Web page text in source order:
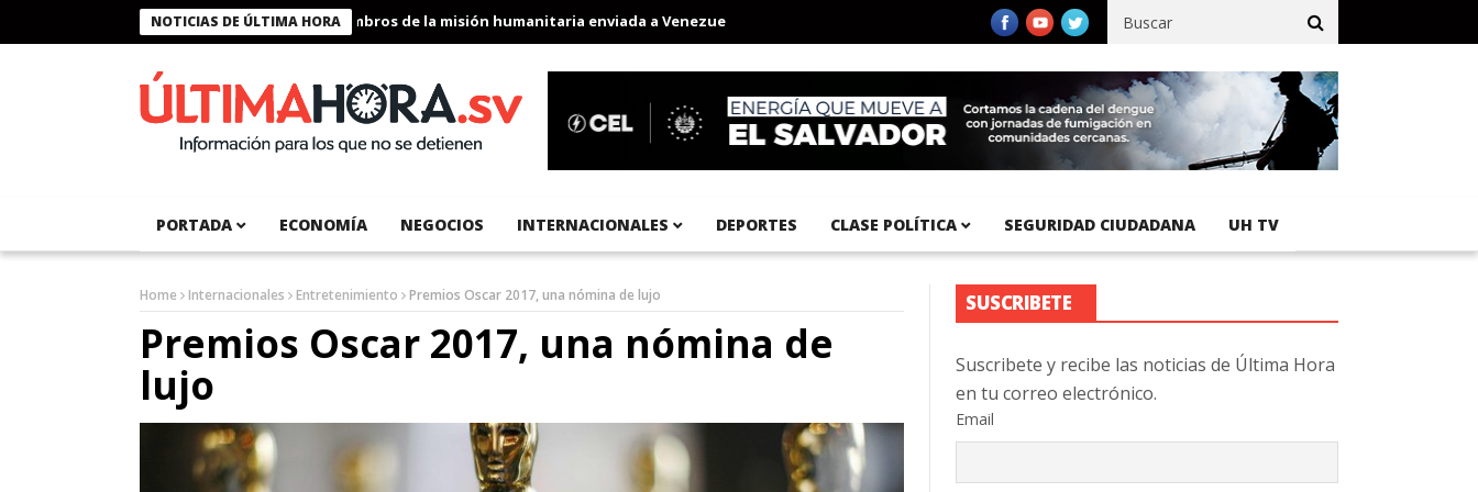
NOTICIAS DE ÚLTIMA HORA
Presidente Bukele condecora a miembros de la misión humanitaria enviada a Venezuela Aeropuerto Internacional del Pacífico registra 92 % de avance en obras de terracería
PORTADA ECONOMÍA NEGOCIOS INTERNACIONALES DEPORTES CLASE POLÍTICA SEGURIDAD CIUDADANA UH TV
Home Internacionales Entretenimiento Premios Oscar 2017, una nómina de lujo
Premios Oscar 2017, una nómina de
lujo
SUSCRIBETE
Suscribete y recibe las noticias de Última Hora
en tu correo electrónico.
Email